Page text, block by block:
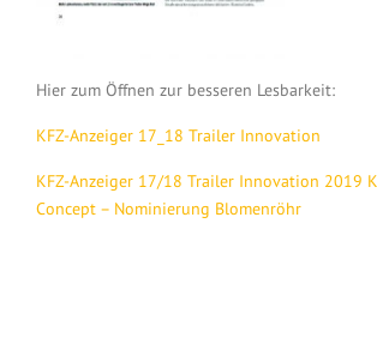
Hier zum Öffnen zur besseren Lesbarkeit:
KFZ-Anzeiger 17_18 Trailer Innovation
KFZ-Anzeiger 17/18 Trailer Innovation 2019
Concept – Nominierung Blomenröhr